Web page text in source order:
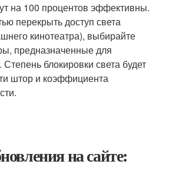
на 100 процентов эффективны.
перекрыть доступ света
кинотеатра), выбирайте
предназначенные для
блокировки света будет
штор и коэффициента
на сайте: